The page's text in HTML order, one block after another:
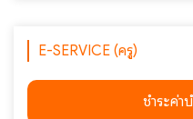
E-SERVICE (ครู)
ชำระค่า